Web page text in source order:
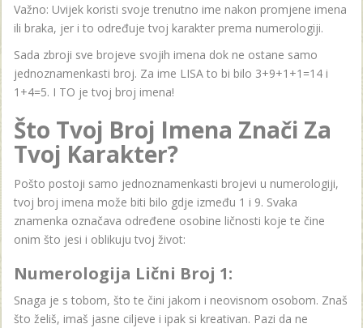
Važno: Uvijek koristi svoje trenutno ime nakon promjene imena
ili braka, jer i to određuje tvoj karakter prema numerologiji.
Sada zbroji sve brojeve svojih imena dok ne ostane samo
jednoznamenkasti broj. Za ime LISA to bi bilo 3+9+1+1=14 i
1+4=5. I TO je tvoj broj imena!
Što Tvoj Broj Imena Znači Za
Tvoj Karakter?
Pošto postoji samo jednoznamenkasti brojevi u numerologiji,
tvoj broj imena može biti bilo gdje između 1 i 9. Svaka
znamenka označava određene osobine ličnosti koje te čine
onim što jesi i oblikuju tvoj život:
Numerologija Lični Broj 1:
Snaga je s tobom, što te čini jakom i neovisnom osobom. Znaš
što želiš, imaš jasne ciljeve i ipak si kreativan. Pazi da ne